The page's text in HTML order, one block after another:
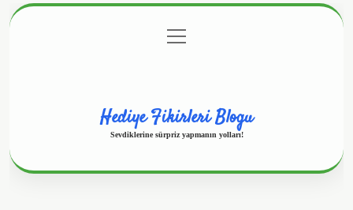
Gizlilik Politikası
menüyü
aç
Hediye Fikirleri Blogu
Sevdiklerine sürpriz yapmanın yolları!